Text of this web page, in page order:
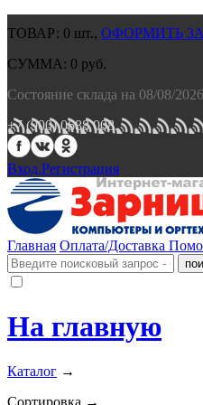
ТОВАР: 0 шт., ОФОРМИТЬ
СУММА: 0 руб.
Состояние склада на 08/08/
+7 (900) 0688 008.
Вход.Регистрация
Главная Оплата/Доставка
На главную
Каталог →
Сортировка →